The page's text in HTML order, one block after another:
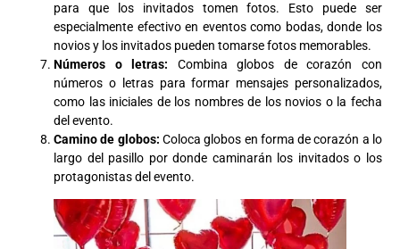
para que los invitados tomen fotos. Esto puede ser
especialmente efectivo en eventos como bodas, donde los
novios y los invitados pueden tomarse fotos memorables.
Números o letras: Combina globos de corazón con
números o letras para formar mensajes personalizados,
como las iniciales de los nombres de los novios o la fecha
del evento.
Camino de globos: Coloca globos en forma de corazón a lo
largo del pasillo por donde caminarán los invitados o los
protagonistas del evento.